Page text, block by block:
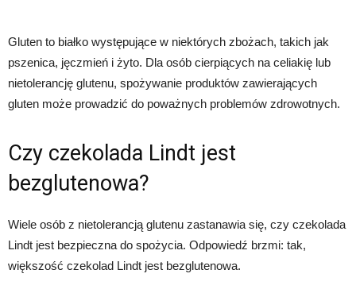
Gluten to białko występujące w niektórych zbożach, takich jak
pszenica, jęczmień i żyto. Dla osób cierpiących na celiakię lub
nietolerancję glutenu, spożywanie produktów zawierających
gluten może prowadzić do poważnych problemów zdrowotnych.
Czy czekolada Lindt jest
bezglutenowa?
Wiele osób z nietolerancją glutenu zastanawia się, czy czekolada
Lindt jest bezpieczna do spożycia. Odpowiedź brzmi: tak,
większość czekolad Lindt jest bezglutenowa.